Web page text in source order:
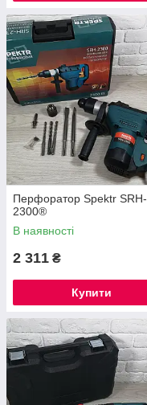
Перфоратор Spektr SRH-
2300®
В наявності
2 311 ₴
Купити